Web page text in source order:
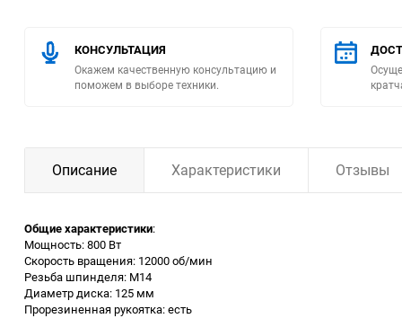
Климатическая техника
Измерительное
оборудование
Заточные станки (точила)
Дровоколы
КОНСУЛЬТАЦИЯ
Окажем качественную консультацию и
поможем в выборе техники.
Описание Характеристики Отзывы
Общие характеристики:
Мощность: 800 Вт
Скорость вращения: 12000 об/мин
Резьба шпинделя: M14
Диаметр диска: 125 мм
Прорезиненная рукоятка: есть